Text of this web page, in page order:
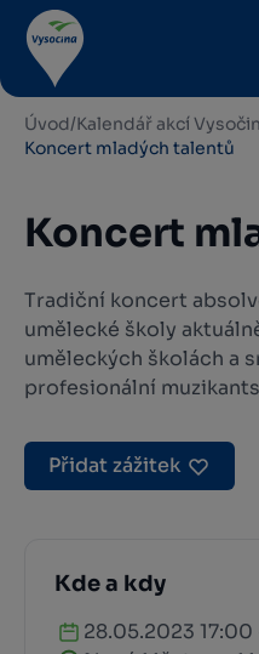
Úvod/Kalendář akcí
Koncert mladých talentů
Koncert
Tradiční koncert
umělecké školy
uměleckých školách a
profesionální
Přidat zážitek
Kde a kdy
28.05.2023